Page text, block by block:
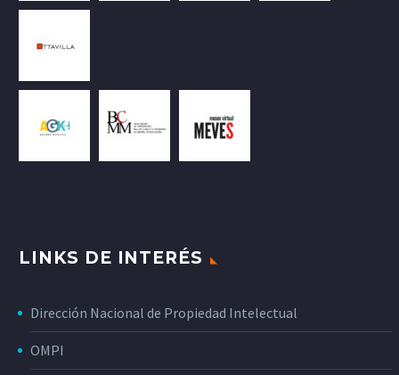
LINKS DE INTERÉS
Dirección Nacional de Propiedad Intelectual
OMPI